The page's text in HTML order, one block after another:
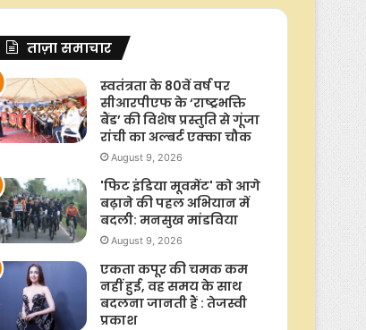
ताज़ा समाचार
स्वतंत्रता के 80वें वर्ष पर
सीआरपीएफ के ‘राष्ट्रभक्ति
बैंड’ की विशेष प्रस्तुति से गूंजा
रांची का अल्बर्ट एक्का चौक
August 9, 2026
'फिट इंडिया मूवमेंट' को आगे
बढ़ाने की पहल अभियान में
बदली: मनसुख मांडविया
August 9, 2026
एकता कपूर की चमक कम
नहीं हुई, वह समय के साथ
बदलना जानती हैं : तेजस्वी
प्रकाश